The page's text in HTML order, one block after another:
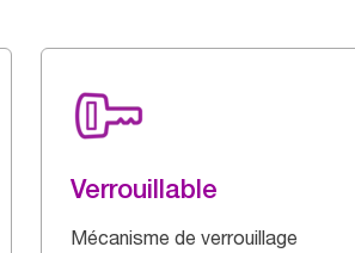
Verrouillable
Mécanisme de verrouillage